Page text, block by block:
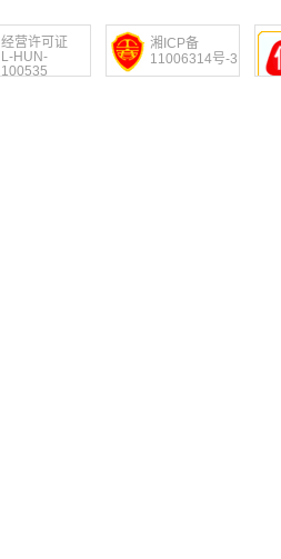
经营许可证
L-HUN-
100535
湘ICP备
11006314号-3